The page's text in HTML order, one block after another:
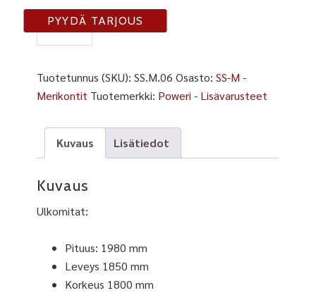
SS-
M-
määrä
PYYDÄ TARJOUS
Tuotetunnus (SKU):SS.M.06 Osasto:SS-M -
Merikontit Tuotemerkki: Poweri - Lisävarusteet
Kuvaus Lisätiedot
Kuvaus
Ulkomitat:
Pituus: 1980 mm
Leveys 1850 mm
Korkeus 1800 mm